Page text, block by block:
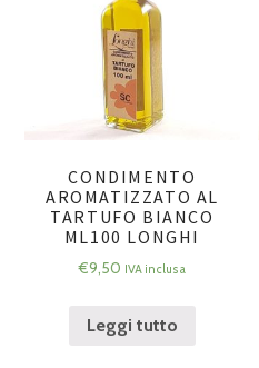
CONDIMENTO
AROMATIZZATO AL
TARTUFO BIANCO
ML100 LONGHI
€9,50 IVA inclusa
Leggi tutto